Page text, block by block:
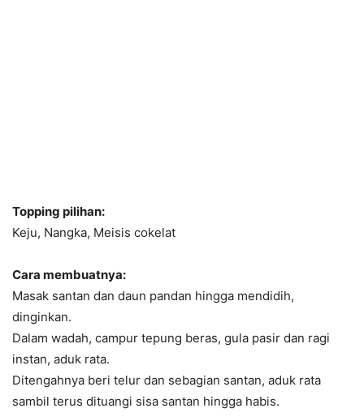
Topping pilihan:
Keju, Nangka, Meisis cokelat
Cara membuatnya:
Masak santan dan daun pandan hingga mendidih,
dinginkan.
Dalam wadah, campur tepung beras, gula pasir dan ragi
instan, aduk rata.
Ditengahnya beri telur dan sebagian santan, aduk rata
sambil terus dituangi sisa santan hingga habis.